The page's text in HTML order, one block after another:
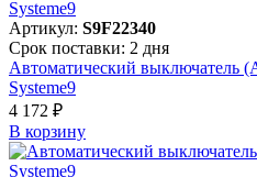
Артикул: S9F22340
Срок поставки: 2 дня
Автоматический выключатель
Systeme9
4 172 ₽
В корзинy